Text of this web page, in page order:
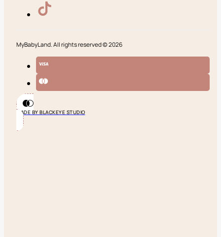
MyBabyLand. All rights reserved © 2026
MADE BY BLACKEYE STUDIO